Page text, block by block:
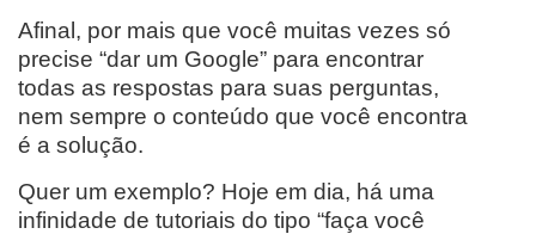
Afinal, por mais que você muitas vezes só
precise “dar um Google” para encontrar
todas as respostas para suas perguntas,
nem sempre o conteúdo que você encontra
é a solução.
Quer um exemplo? Hoje em dia, há uma
infinidade de tutoriais do tipo “faça você